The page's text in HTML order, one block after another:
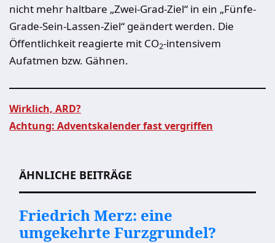
nicht mehr haltbare „Zwei-Grad-Ziel“ in ein „Fünfe-
Grade-Sein-Lassen-Ziel“ geändert werden. Die
Öffentlichkeit reagierte mit CO2-intensivem
Aufatmen bzw. Gähnen.
Wirklich, ARD?
Achtung: Adventskalender fast vergriffen
ÄHNLICHE BEITRÄGE
Friedrich Merz: eine
umgekehrte Furzgrundel?